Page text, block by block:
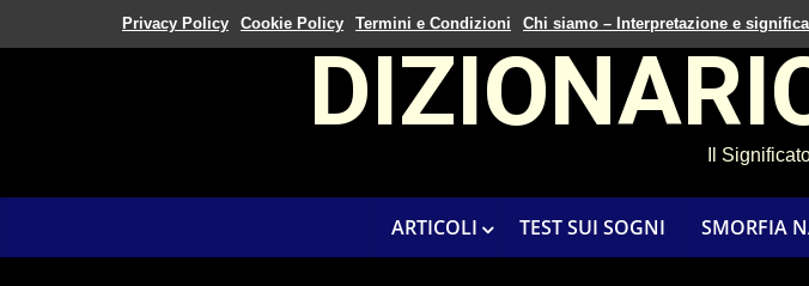
Privacy Policy Cookie Policy Termini e Condizioni Chi siamo – Interpretazione e
Il
ARTICOLI TEST SUI SOGNI SMORFIA